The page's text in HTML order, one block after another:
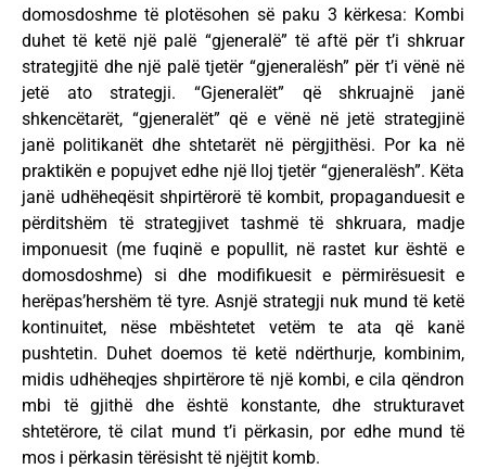
domosdoshme të plotësohen së paku 3 kërkesa: Kombi
duhet të ketë një palë “gjeneralë” të aftë për t’i shkruar
strategjitë dhe një palë tjetër “gjeneralësh” për t’i vënë në
jetë ato strategji. “Gjeneralët” që shkruajnë janë
shkencëtarët, “gjeneralët” që e vënë në jetë strategjinë
janë politikanët dhe shtetarët në përgjithësi. Por ka në
praktikën e popujvet edhe një lloj tjetër “gjeneralësh”. Këta
janë udhëheqësit shpirtërorë të kombit, propaganduesit e
përditshëm të strategjivet tashmë të shkruara, madje
imponuesit (me fuqinë e popullit, në rastet kur është e
domosdoshme) si dhe modifikuesit e përmirësuesit e
herëpas’hershëm të tyre. Asnjë strategji nuk mund të ketë
kontinuitet, nëse mbështetet vetëm te ata që kanë
pushtetin. Duhet doemos të ketë ndërthurje, kombinim,
midis udhëheqjes shpirtërore të një kombi, e cila qëndron
mbi të gjithë dhe është konstante, dhe strukturavet
shtetërore, të cilat mund t’i përkasin, por edhe mund të
mos i përkasin tërësisht të njëjtit komb.